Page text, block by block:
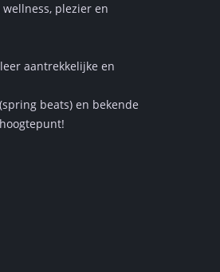
plezier en
aantrekkelijke en
beats) en bekende